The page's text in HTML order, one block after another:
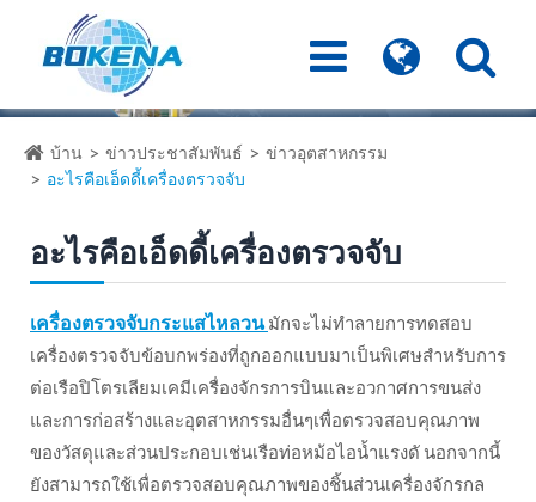
บ้าน ข่าวประชาสัมพันธ์
ข่าวอุตสาหกรรม
อะไรคือเอ็ดดี้เครื่องตรวจจับ
อะไรคือเอ็ดดี้เครื่องตรวจจับ
เครื่องตรวจจับกระแสไหลวนมักจะไม่ทำลายการทดสอบ
เครื่องตรวจจับข้อบกพร่องที่ถูกออกแบบมาเป็นพิเศษสำหรับการ
ต่อเรือปิโตรเลียมเคมีเครื่องจักรการบินและอวกาศการขนส่ง
และการก่อสร้างและอุตสาหกรรมอื่นๆเพื่อตรวจสอบคุณภาพ
ของวัสดุและส่วนประกอบเช่นเรือท่อหม้อไอน้ำแรงดั นอกจากนี้
ยังสามารถใช้เพื่อตรวจสอบคุณภาพของชิ้นส่วนเครื่องจักรกล